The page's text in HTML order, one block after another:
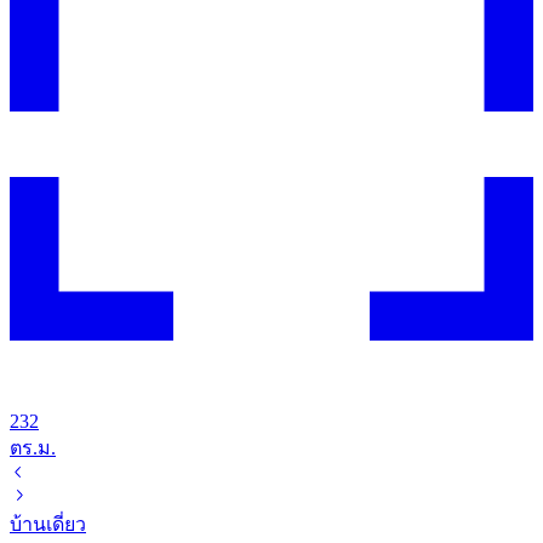
232
ตร.ม.
บ้านเดี่ยว